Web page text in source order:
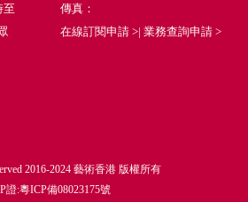
至
傳真：
在線訂閱申請 >| 業務查詢申請 >
2016-2024 藝術香港 版權所有
證:粵ICP備08023175號